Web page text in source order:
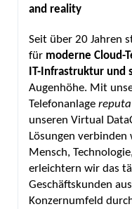
and reality
Seit über 20 Jahren
für moderne Cloud-
IT-Infrastruktur und
Augenhöhe. Mit
Telefonanlage
unseren Virtual
Lösungen
Mensch,
erleichtern wir das
Geschäftskunden
Konzernumfeld